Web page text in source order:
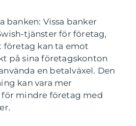
banken: Vissa banker
tjänster för företag,
företag kan ta emot
på sina företagskonton
en betalväxel. Den
kan vara mer
mindre företag med